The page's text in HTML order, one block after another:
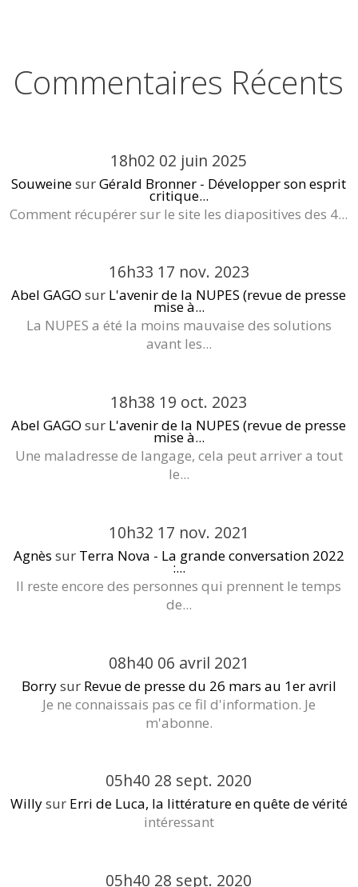
Commentaires Récents
18h02 02 juin 2025
SouweinesurGérald Bronner - Développer son esprit
critique...
Comment récupérer sur le site les diapositives des 4...
16h33 17 nov. 2023
Abel GAGO sur L'avenir de la NUPES (revue de presse
mise à...
La NUPES a été la moins mauvaise des solutions
avant les...
18h38 19 oct. 2023
Abel GAGO sur L'avenir de la NUPES (revue de presse
mise à...
Une maladresse de langage, cela peut arriver a tout
le...
10h32 17 nov. 2021
Agnès sur Terra Nova - La grande conversation 2022
:...
Il reste encore des personnes qui prennent le temps
de...
08h40 06 avril 2021
Borrysur Revue de presse du 26 mars au 1er avril
Je ne connaissais pas ce fil d'information. Je
m'abonne.
05h40 28 sept. 2020
Willysur Erri de Luca, la littérature en quête de vérité
intéressant
05h40 28 sept. 2020